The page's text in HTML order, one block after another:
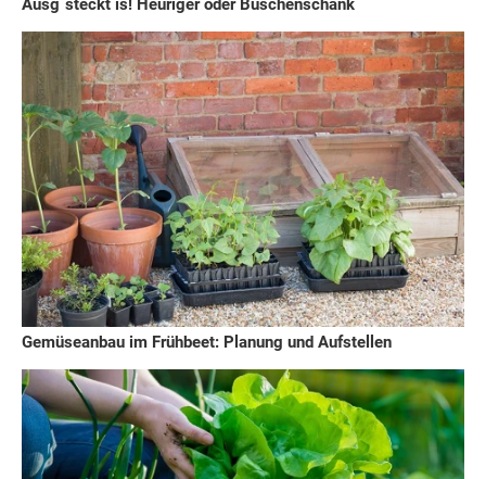
Ausg`steckt is! Heuriger oder Buschenschank
Gemüseanbau im Frühbeet: Planung und Aufstellen